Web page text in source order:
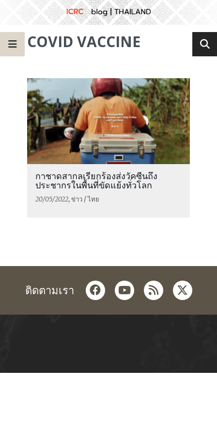
COVID VACCINE
กาชาดสากลเรียกร้องส่งวัคซีนถึง
ประชากรในพื้นที่ขัดแย้งทั่วโลก
20/05/2022, ข่าว / ไทย
ติดตามเรา facebookyoutube
rss twitter